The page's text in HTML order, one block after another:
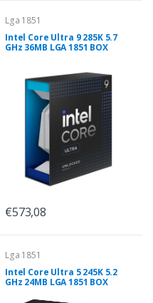
Lga 1851
Intel Core Ultra 9 285K 5.7
GHz 36MB LGA 1851 BOX
€573,08
Lga 1851
Intel Core Ultra 5 245K 5.2
GHz 24MB LGA 1851 BOX